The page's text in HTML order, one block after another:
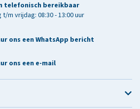
telefonisch bereikbaar
t/m vrijdag: 08:30 - 13:00 uur
ons een WhatsApp bericht
ons een e-mail